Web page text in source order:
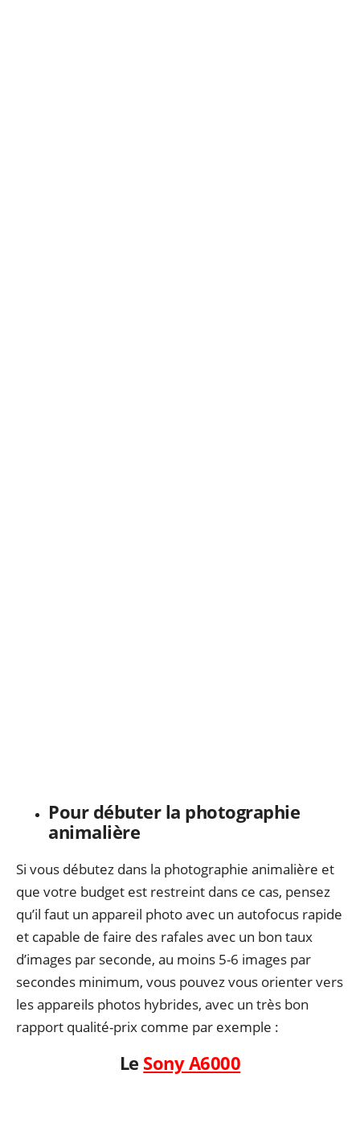
Pour débuter la photographie
animalière
Si vous débutez dans la photographie animalière et
que votre budget est restreint dans ce cas, pensez
qu’il faut un appareil photo avec un autofocus rapide
et capable de faire des rafales avec un bon taux
d’images par seconde, au moins 5-6 images par
secondes minimum, vous pouvez vous orienter vers
les appareils photos hybrides, avec un très bon
rapport qualité-prix comme par exemple :
Le Sony A6000